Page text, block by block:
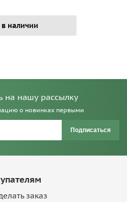
в наличии
на нашу рассылку
о новинках первыми
Подписаться
заказ